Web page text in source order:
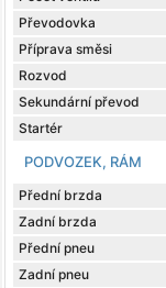
Převodovka
Příprava směsi
Rozvod
Sekundární převod
Startér
PODVOZEK, RÁM
Přední brzda
Zadní brzda
Přední pneu
Zadní pneu